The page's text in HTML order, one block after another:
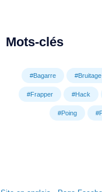
Mots-clés
#Bagarre #Bruitage
#Frapper #Hack
#Poing